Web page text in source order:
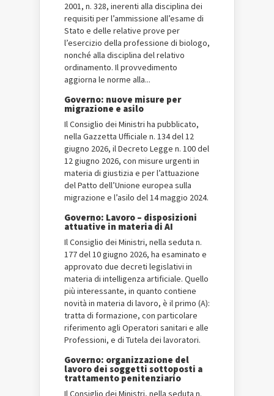
2001, n. 328, inerenti alla disciplina dei
requisiti per l’ammissione all’esame di
Stato e delle relative prove per
l’esercizio della professione di biologo,
nonché alla disciplina del relativo
ordinamento. Il provvedimento
aggiorna le norme alla...
Governo: nuove misure per
migrazione e asilo
Il Consiglio dei Ministri ha pubblicato,
nella Gazzetta Ufficiale n. 134 del 12
giugno 2026, il Decreto Legge n. 100 del
12 giugno 2026, con misure urgenti in
materia di giustizia e per l’attuazione
del Patto dell’Unione europea sulla
migrazione e l’asilo del 14 maggio 2024.
Governo: Lavoro – disposizioni
attuative in materia di AI
Il Consiglio dei Ministri, nella seduta n.
177 del 10 giugno 2026, ha esaminato e
approvato due decreti legislativi in
materia di intelligenza artificiale. Quello
più interessante, in quanto contiene
novità in materia di lavoro, è il primo (A):
tratta di formazione, con particolare
riferimento agli Operatori sanitari e alle
Professioni, e di Tutela dei lavoratori.
Governo: organizzazione del
lavoro dei soggetti sottoposti a
trattamento penitenziario
Il Consiglio dei Ministri, nella seduta n.